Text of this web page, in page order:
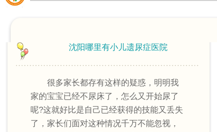
沈阳哪里有小儿遗尿症医院
很多家长都存有这样的疑惑，明明我
家的宝宝已经不尿床了，怎么又开始尿了
呢?这就好比是自己已经获得的技能又丢失
了，家长们面对这种情况千万不能忽视，